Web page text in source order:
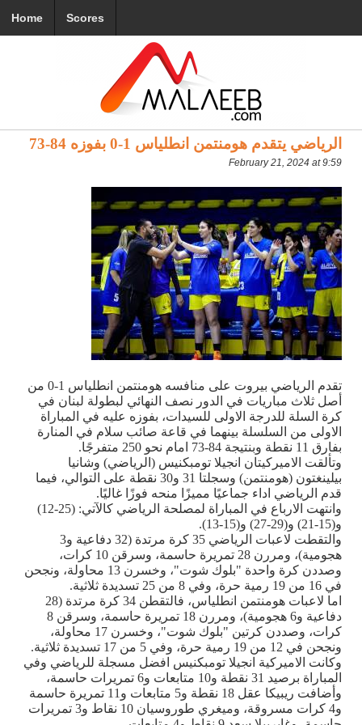
Home Scores
الرياضي يتقدم هومنتمن انطلياس 1-0 بفوزه 84-73
February 21, 2024 at 9:59
تقدم الرياضي بيروت على منافسه هومنتمن انطلياس 1-0 من
أصل ثلاث مباريات في الدور نصف النهائي لبطولة لبنان في
كرة السلة للدرجة الاولى للسيدات، بفوزه عليه في المباراة
الاولى من السلسلة بينهما في قاعة صائب سلام في المنارة
بفارق 11 نقطة وبنتيجة 84-73 امام نحو 250 متفرجًا.
وتألقت الاميركيتان انجيلا تومبكنيس (الرياضي) وشانيا
بيلينغتون (هومنتمن) وسجلتا 31 و30 نقطة على التوالي، فيما
قدم الرياضي اداء جماعيًا مميزًا منحه فوزًا غاليًا.
وانتهت الارباع في المباراة لمصلحة الرياضي كالآتي: (25-12)
و(15-21) و(29-27) و(15-13).
والتقطت لاعبات الرياضي 35 كرة مرتدة (32 دفاعية و3
هجومية)، ومررن 28 تمريرة حاسمة، وسرقن 10 كرات،
وصددن كرة واحدة "بلوك شوت"، وخسرن 13 محاولة، ونجحن
في 16 من 19 رمية حرة، وفي 8 من 25 تسديدة ثلاثية.
اما لاعبات هومنتمن انطلياس، فالتقطن 34 كرة مرتدة (28
دفاعية و6 هجومية)، ومررن 18 تمريرة حاسمة، وسرقن 8
كرات، وصددن كرتين "بلوك شوت"، وخسرن 17 محاولة،
ونجحن في 12 من 19 رمية حرة، وفي 5 من 17 تسديدة ثلاثية.
وكانت الاميركية انجيلا تومبكنيس افضل مسجلة للرياضي وفي
المباراة برصيد 31 نقطة و10 متابعات و6 تمريرات حاسمة،
وأضافت ريبيكا عقل 18 نقطة و5 متابعات و11 تمريرة حاسمة
و4 كرات مسروقة، وميغري طوروسيان 10 نقاط و3 تمريرات